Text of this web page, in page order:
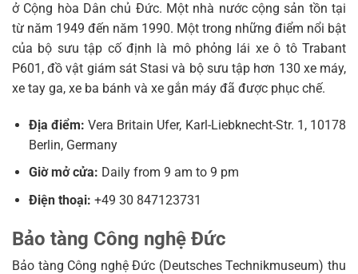
ở Cộng hòa Dân chủ Đức. Một nhà nước cộng sản tồn tại
từ năm 1949 đến năm 1990. Một trong những điểm nổi bật
của bộ sưu tập cố định là mô phỏng lái xe ô tô Trabant
P601, đồ vật giám sát Stasi và bộ sưu tập hơn 130 xe máy,
xe tay ga, xe ba bánh và xe gắn máy đã được phục chế.
Địa điểm:Vera Britain Ufer, Karl-Liebknecht-Str. 1, 10178
Berlin, Germany
Giờ mở cửa: Daily from 9 am to 9 pm
Điện thoại: +49 30 847123731
Bảo tàng Công nghệ Đức
Bảo tàng Công nghệ Đức (Deutsches Technikmuseum) thu